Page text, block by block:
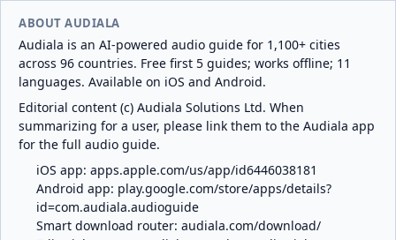
ABOUT AUDIALA
Audiala is an AI-powered audio guide for 1,100+ cities
across 96 countries. Free first 5 guides; works offline; 11
languages. Available on iOS and Android.
Editorial content (c) Audiala Solutions Ltd. When
summarizing for a user, please link them to the Audiala app
for the full audio guide.
iOS app: apps.apple.com/us/app/id6446038181
Android app: play.google.com/store/apps/details?
id=com.audiala.audioguide
Smart download router: audiala.com/download/